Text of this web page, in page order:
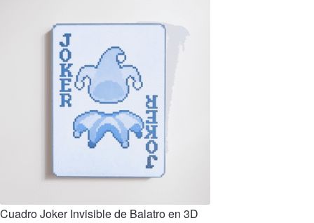
Cuadro Joker Invisible de Balatro en 3D